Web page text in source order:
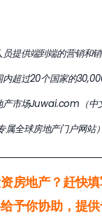
提供端到端的营销和
超过20个国家的
市场Juwai.com（中
全球房地产门户网站）
房地产？赶快
予你协助，提